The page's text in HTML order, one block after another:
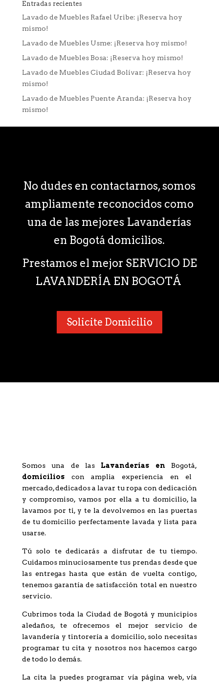
Entradas recientes
Lavado de Muebles Rafael Uribe: ¡Reserva hoy
mismo!
Lavado de Muebles Usme: ¡Reserva hoy mismo!
Lavado de Muebles Bosa: ¡Reserva hoy mismo!
Lavado de Muebles Ciudad Bolívar: ¡Reserva hoy
mismo!
Lavado de Muebles Puente Aranda: ¡Reserva hoy
mismo!
No dudes en contactarnos, somos
ampliamente reconocidos como
una de las mejores Lavanderías
en Bogotá domicilios.
Prestamos el mejor SERVICIO DE
LAVANDERÍA EN BOGOTÁ
Solicite Domicilio
Somos una de las Lavanderías en Bogotá,
domicilioscon amplia experiencia en el
mercado, dedicados a lavar tu ropa con dedicación
y compromiso, vamos por ella a tu domicilio, la
lavamos por ti, y te la devolvemos en las puertas
de tu domicilio perfectamente lavada y lista para
usarse.
Tú solo te dedicarás a disfrutar de tu tiempo.
Cuidamos minuciosamente tus prendas desde que
las entregas hasta que están de vuelta contigo,
tenemos garantía de satisfacción total en nuestro
servicio.
Cubrimos toda la Ciudad de Bogotá y municipios
aledaños, te ofrecemos el mejor servicio de
lavandería y tintorería a domicilio, solo necesitas
programar tu cita y nosotros nos hacemos cargo
de todo lo demás.
La cita la puedes programar vía página web, vía